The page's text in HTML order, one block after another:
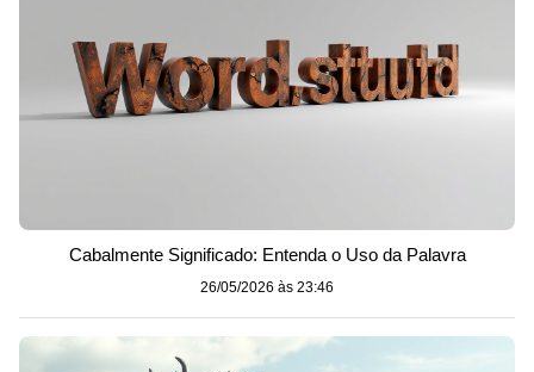
Cabalmente Significado: Entenda o Uso da Palavra
26/05/2026 às 23:46